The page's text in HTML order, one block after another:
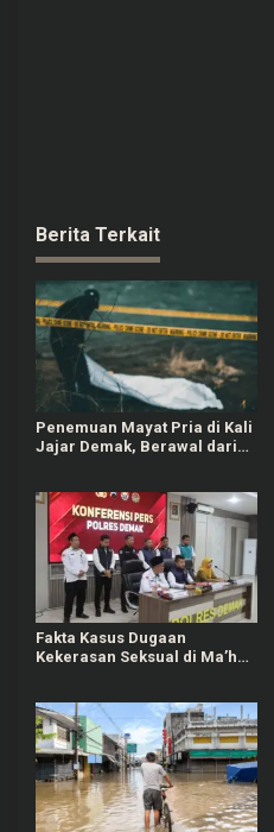
Berita Terkait
Penemuan Mayat Pria di Kali
Jajar Demak, Berawal dari
Fakta Kasus Dugaan
Kekerasan Seksual di Ma’had